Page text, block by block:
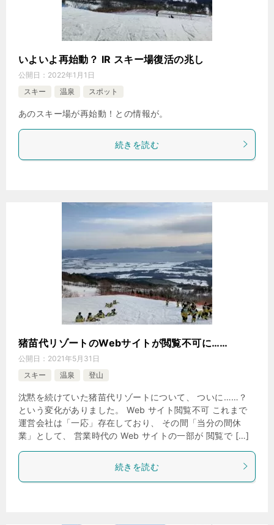
いよいよ再始動？ IR スキー場復活の兆し
公開日： 2022年1月1日
スキー
温泉 スポット
あのスキー場が再始動！との情報が。
続きを読む
猪苗代リゾートのWebサイトが閲覧不可に……
公開日： 2021年5月31日
スキー
温泉 登山
沈黙を続けていた猪苗代リゾートについて、 ついに……？
という変化がありました。 Web サイト閲覧不可 これまで
運営会社は「一応」存在しており、 その間「当分の間休
業」として、 営業時代の Web サイトの一部が 閲覧で […]
続きを読む